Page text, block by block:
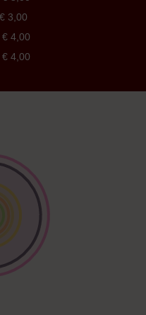
3,00
4,00
4,00